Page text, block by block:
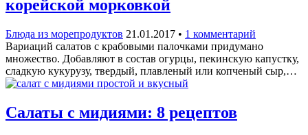
корейской морковкой
Блюда из морепродуктов 21.01.2017 • 1 комментарий
Вариаций салатов с крабовыми палочками придумано
множество. Добавляют в состав огурцы, пекинскую капустку,
сладкую кукурузу, твердый, плавленый или копченый сыр,…
Салаты с мидиями: 8 рецептов